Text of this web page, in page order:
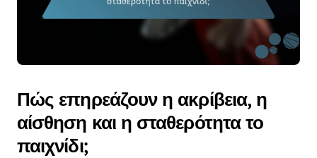
Πώς επηρεάζουν η ακρίβεια, η
αίσθηση και η σταθερότητα το
παιχνίδι;